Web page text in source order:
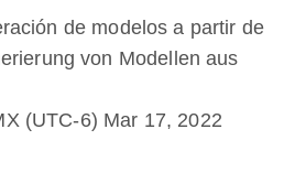
de modelos a partir de
von Modellen aus
(UTC-6) Mar 17, 2022